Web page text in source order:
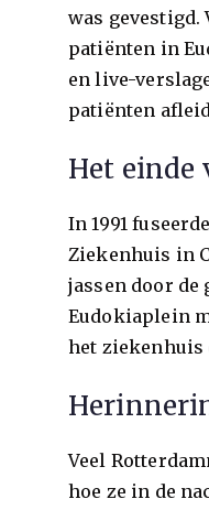
was
patiënten in
en live-
patiënten
Het einde
In 1991
Ziekenhuis in
jassen door de
Eudokiaplein
het ziekenhuis
Veel
hoe ze in de